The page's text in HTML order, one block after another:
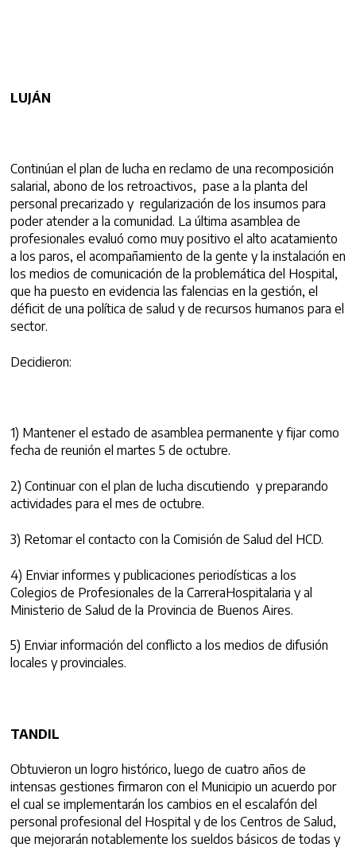
LUJÁN
Continúan el plan de lucha en reclamo de una recomposición
salarial, abono de los retroactivos, pase a la planta del
personal precarizado y regularización de los insumos para
poder atender a la comunidad. La última asamblea de
profesionales evaluó como muy positivo el alto acatamiento
a los paros, el acompañamiento de la gente y la instalación en
los medios de comunicación de la problemática del Hospital,
que ha puesto en evidencia las falencias en la gestión, el
déficit de una política de salud y de recursos humanos para el
sector.
Decidieron:
1) Mantener el estado de asamblea permanente y fijar como
fecha de reunión el martes 5 de octubre.
2) Continuar con el plan de lucha discutiendo y preparando
actividades para el mes de octubre.
3) Retomar el contacto con la Comisión de Salud del HCD.
4) Enviar informes y publicaciones periodísticas a los
Colegios de Profesionales de la CarreraHospitalaria y al
Ministerio de Salud de la Provincia de Buenos Aires.
5) Enviar información del conflicto a los medios de difusión
locales y provinciales.
TANDIL
Obtuvieron un logro histórico, luego de cuatro años de
intensas gestiones firmaron con el Municipio un acuerdo por
el cual se implementarán los cambios en el escalafón del
personal profesional del Hospital y de los Centros de Salud,
que mejorarán notablemente los sueldos básicos de todas y